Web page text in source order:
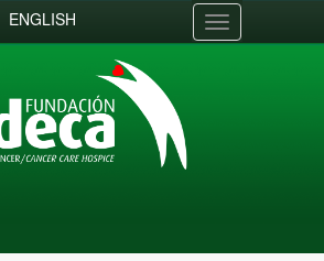
ENGLISH
Toggle
navigation